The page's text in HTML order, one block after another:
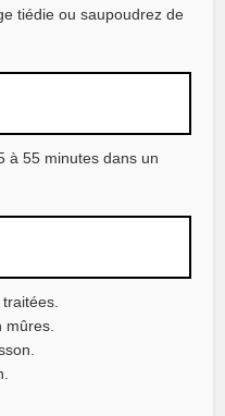
tiédie ou saupoudrez de
à 55 minutes dans un